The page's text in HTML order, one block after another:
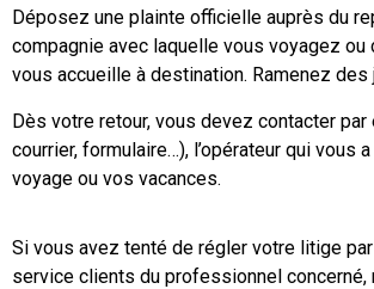
Mais l’APST en fait plus
garantie Coccinelle !
Exclusive, la garantie Coccinelle, toujours
défaillance financière, nous permet de
l’adhérent défaillant afin que vous puissiez
Être remboursé c’est déjà bien, être sûr de
régler vos frais médicaux sur place.
prescriptions, les factures acquittées et
paiement.
À votre retour en France, adressez-les à
d’Assurance Maladie, accompagnés du
Soins reçus à l’étranger »
d’Asie…), les frais médicaux coûtent très
Déposez une plainte officielle auprès du
compagnie avec laquelle vous voyagez
vous accueille à destination. Ramenez
Dès votre retour, vous devez contacter par
courrier, formulaire…), l’opérateur qui vous
voyage ou vos vacances.
Si vous avez tenté de régler votre litige
service clients du professionnel concerné,